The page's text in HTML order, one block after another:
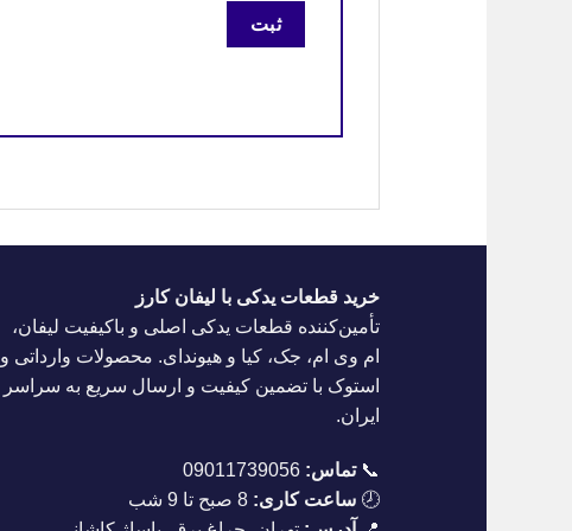
خرید قطعات یدکی با لیفان کارز
تأمین‌کننده قطعات یدکی اصلی و باکیفیت لیفان،
ام وی ام، جک، کیا و هیوندای. محصولات وارداتی و
استوک با تضمین کیفیت و ارسال سریع به سراسر
ایران.
📞تماس: 09011739056
🕗 ساعت کاری: